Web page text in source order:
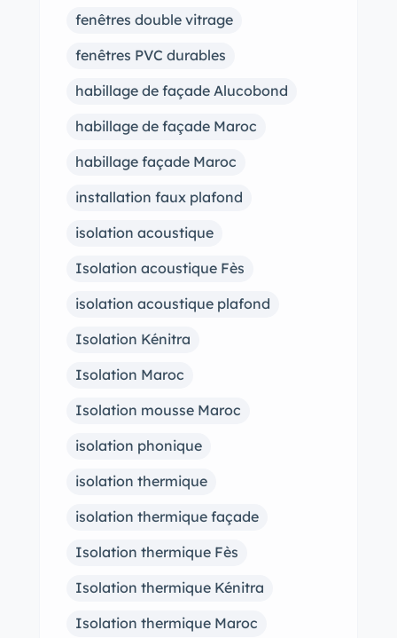
fenêtres double vitrage
fenêtres PVC durables
habillage de façade Alucobond
habillage de façade Maroc
habillage façade Maroc
installation faux plafond
isolation acoustique
Isolation acoustique Fès
isolation acoustique plafond
Isolation Kénitra
Isolation Maroc
Isolation mousse Maroc
isolation phonique
isolation thermique
isolation thermique façade
Isolation thermique Fès
Isolation thermique Kénitra
Isolation thermique Maroc